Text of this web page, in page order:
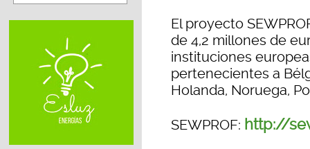
El proyecto
de 4,2 millones de
instituciones
pertenecientes a
Holanda, Noruega,
SEWPROF: http://